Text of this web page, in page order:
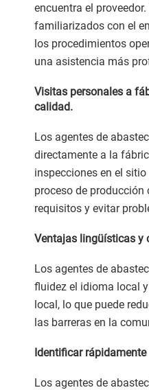
encuentra el
familiarizados con el
los procedimientos
una asistencia más
Visitas personales a
calidad.
Los agentes de
directamente a la
inspecciones en el
proceso de
requisitos y evitar
Ventajas lingüísticas y
Los agentes de
fluidez el idioma local
local, lo que puede
las barreras en la
Identificar
Los agentes de